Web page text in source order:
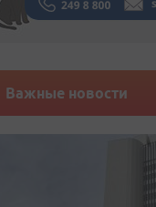
Важные новости